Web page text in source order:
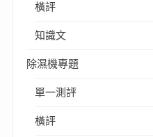
橫評
知識文
除濕機專題
單一測評
橫評